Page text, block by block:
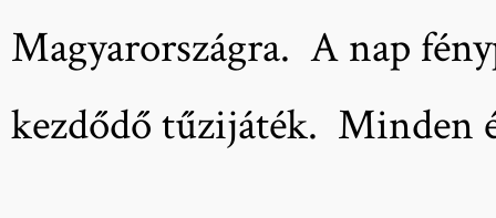
Magyarországra. A nap
kezdődő tűzijáték. Minden